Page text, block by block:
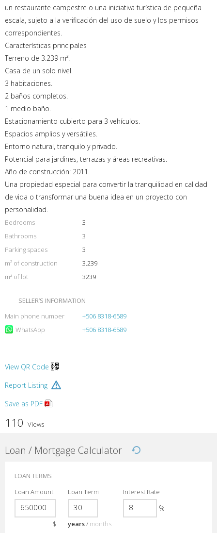
un restaurante campestre o una iniciativa turística de pequeña
escala, sujeto a la verificación del uso de suelo y los permisos
correspondientes.
Características principales
Terreno de 3.239 m².
Casa de un solo nivel.
3 habitaciones.
2 baños completos.
1 medio baño.
Estacionamiento cubierto para 3 vehículos.
Espacios amplios y versátiles.
Entorno natural, tranquilo y privado.
Potencial para jardines, terrazas y áreas recreativas.
Año de construcción: 2011.
Una propiedad especial para convertir la tranquilidad en calidad
de vida o transformar una buena idea en un proyecto con
personalidad.
Bedrooms
3
Bathrooms
3
Parking spaces
3
m² of construction
3.239
m² of lot
3239
SELLER’S INFORMATION
Main phone number
+506 8318-6589
WhatsApp
+506 8318-6589
View QR Code
Report Listing
Save as PDF
110 Views
Loan / Mortgage Calculator
LOAN TERMS
Loan Amount
$
Loan Term
years/ months
Interest Rate
%